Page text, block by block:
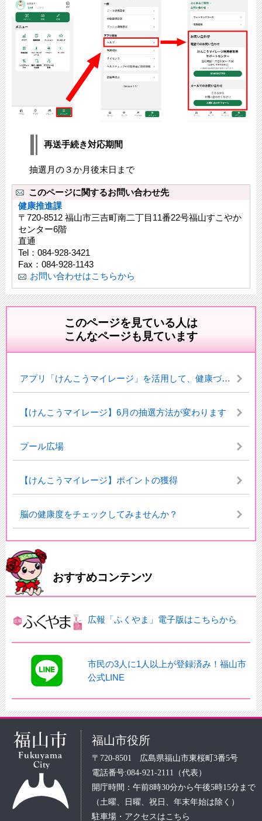
再送手続き対応期間
抽選月の３か月後末日まで
このページに関するお問い合わせ先
健康推進課
〒720-8512 福山市三吉町南二丁目11番22号福山すこやか
センター6階
直通
Tel：084-928-3421
Fax：084-928-1143
お問い合わせはこちらから
このページを見ている人は
こんなページも見ています
アプリ「けんこうマイレージ」を活用して、健康づくりに取り組もう！
【けんこうマイレージ】6月の抽選方法が変わります
プール広場
【けんこうマイレージ】ポイントの獲得
脳の健康度をチェックしてみませんか？
おすすめコンテンツ
広報「ふくやま」電子版はこちらから
市民の3人に1人以上が登録済み！福山市
公式LINE
福山市役所
〒720-8501 広島県福山市東桜町3番5号
電話番号:084-921-2111（代表）
開庁時間：午前8時30分から午後5時15分まで
（土曜、日曜、祝日、年末年始は除く）
駐車場・アクセスはこちら